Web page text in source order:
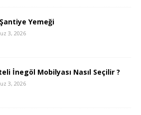
Yemeği
3, 2026
İnegöl Mobilyası Nasıl Seçilir ?
3, 2026